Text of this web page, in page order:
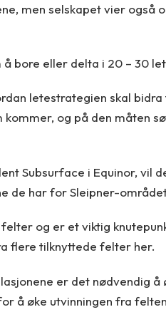
men selskapet vier også
å bore eller delta i 20 – 30
letestrategien skal
og på den måten
Subsurface i Equinor, vil
de har for Sleipner-
og er et viktig
flere tilknyttede felter her.
er det nødvendig
å øke utvinningen fra